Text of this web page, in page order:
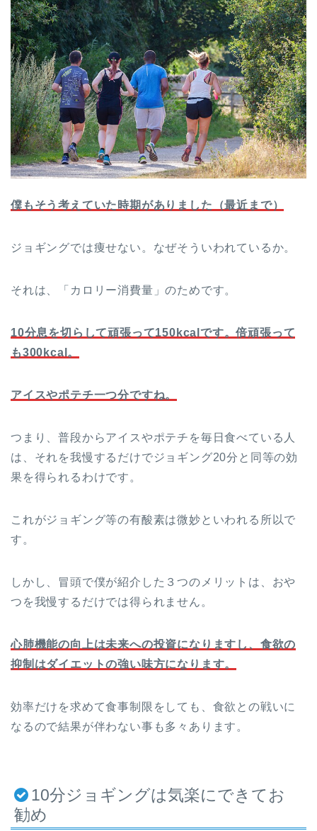
僕もそう考えていた時期がありました（最近まで）
ジョギングでは痩せない。なぜそういわれているか。
それは、「カロリー消費量」のためです。
10分息を切らして頑張って150kcalです。倍頑張って
も300kcal 。
アイスやポテチ一つ分ですね。
つまり、普段からアイスやポテチを毎日食べている人
は、それを我慢するだけでジョギング20分と同等の効
果を得られるわけです。
これがジョギング等の有酸素は微妙といわれる所以で
す。
しかし、冒頭で僕が紹介した３つのメリットは、おや
つを我慢するだけでは得られません。
心肺機能の向上は未来への投資になりますし、食欲の
抑制はダイエットの強い味方になります。
効率だけを求めて食事制限をしても、食欲との戦いに
なるので結果が伴わない事も多々あります。
10分ジョギングは気楽にできてお
勧め